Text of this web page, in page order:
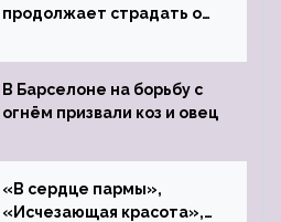
продолжает страдать от
завода
В Барселоне на борьбу с
огнём призвали коз и овец
«В сердце пармы»,
«Исчезающая красота»,